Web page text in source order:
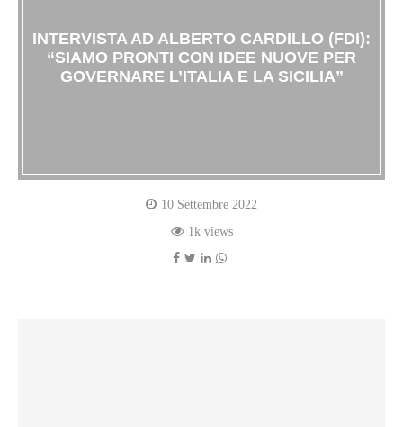
INTERVISTA AD ALBERTO CARDILLO (FDI):
“SIAMO PRONTI CON IDEE NUOVE PER
GOVERNARE L’ITALIA E LA SICILIA”
10 Settembre 2022
1k views